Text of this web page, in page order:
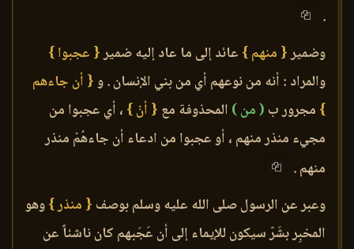
.
وضمير{ منهم } عائد إلى ما عاد إليه ضمير{ عجبوا }
والمراد : أنه من نوعهم أي من بني الإنسان . و{ أن جاءهم
} مجرور ب ( من ) المحذوفة مع { أنْ } ، أي عجبوا من
مجيء منذر منهم ، أو عجبوا من ادعاء أن جاءهُمْ منذر
منهم .
وعبر عن الرسول صلى الله عليه وسلم بوصف { منذر }وهو
المخبِر بشَرّ سيكون للإيماء إلى أن عَجَبهم كان ناشئاً عن